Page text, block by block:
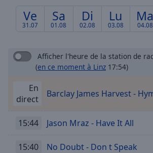
Duration
0.00%
Stream
live,
currently
Remaining
Ve
31.07
Sa
01.08
Di
02.08
Lu
03.08
Ma
04.08
Afficher l'heure de la station de
(en ce moment à Linz 17:54)
En
direct
Barclay James Harvest -
15:44 Jason Mraz - Have It All
15:40 No Doubt - Don t Speak